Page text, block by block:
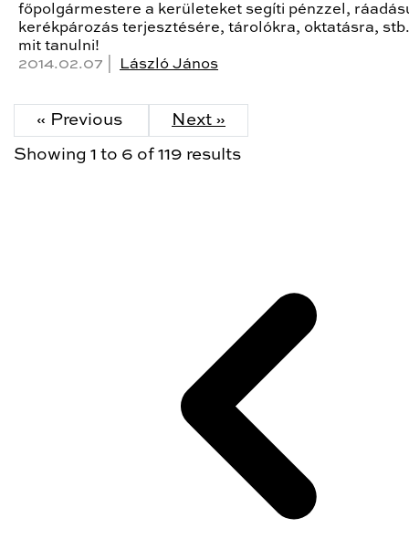
főpolgármestere a kerületeket segíti pénzzel,
kerékpározás terjesztésére, tárolókra, oktatásra,
mit tanulni!
2014.02.07 |
László János
« Previous Next »
Showing 1 to 6 of 119 results